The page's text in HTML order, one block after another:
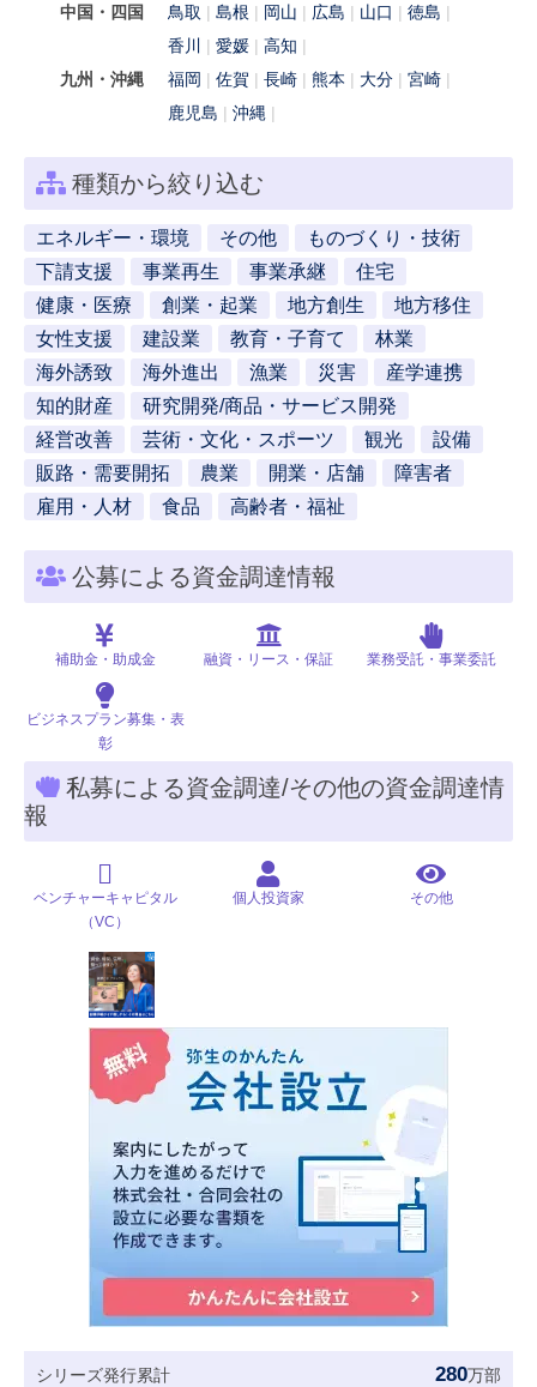
中国・四国
鳥取 島根 岡山 広島 山口
徳島
香川
愛媛
高知
九州・沖縄
福岡 佐賀 長崎 熊本 大分
宮崎
鹿児島
沖縄
種類から絞り込む
エネルギー・環境 その他
ものづくり・技術
下請支援
事業再生 事業承継
住宅
健康・医療
創業・起業 地方創生
地方移住
女性支援
建設業 教育・子育て
林業
海外誘致
海外進出 漁業 災害
産学連携
知的財産
研究開発/商品・サービス開発
経営改善
芸術・文化・スポーツ 観光
設備
販路・需要開拓
農業 開業・店舗
障害者
雇用・人材
食品 高齢者・福祉
公募による資金調達情報
補助金・助成金 融資・リース・保証 業務受託・事業委託
ビジネスプラン募集・表
彰
私募による資金調達/その他の資金調達情
報
ベンチャーキャピタル
（VC）
個人投資家 その他
シリーズ発行累計 280万部